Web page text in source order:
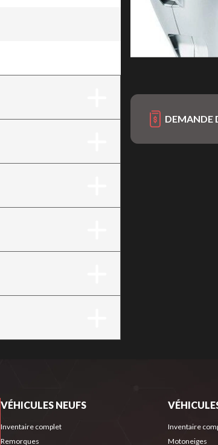
DEMANDE
VÉHICULES NEUFS
Inventaire complet
Remorques
Inventaire
Motoneiges